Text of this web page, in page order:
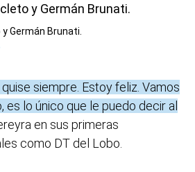
Germán Brunati.
siempre. Estoy feliz. Vamos
es lo único que le puedo decir al
en sus primeras
como DT del Lobo.